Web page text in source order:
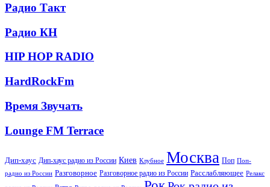
Радио
Такт
Радио Такт
Радио
Радио КН
HIP
RADIO
HIP HOP RADIO
HardRockFm
HardRockFm
Время
Звучать
Время Звучать
Lounge
Lounge FM Terrace
Дип-хаус Дип-хаус радио из России Киев Клубное Москва Поп Поп-
радио из России Разговорное Разговорное радио из России Расслабляющее Релакс